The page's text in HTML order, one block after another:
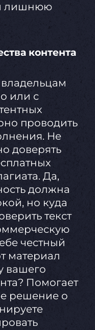
лишнюю
контента
или с
проводить
Не
доверять
Да,
должна
но куда
текст
честный
материал
вашего
Помогает
решение о